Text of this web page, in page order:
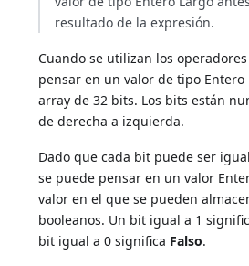
resultado de la expresión.
Cuando se utilizan los
pensar en un valor de tipo Entero
array de 32 bits. Los bits están
de derecha a izquierda.
Dado que cada bit puede ser
se puede pensar en un valor
valor en el que se pueden
booleanos. Un bit igual a 1
bit igual a 0 significa Falso.